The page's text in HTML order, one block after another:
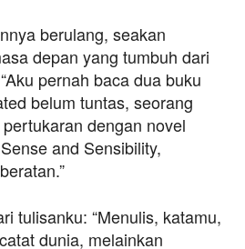
berulang, seakan
depan yang tumbuh dari
pernah baca dua buku
belum tuntas, seorang
dengan novel
and Sensibility,
tulisanku: “Menulis, katamu,
dunia, melainkan